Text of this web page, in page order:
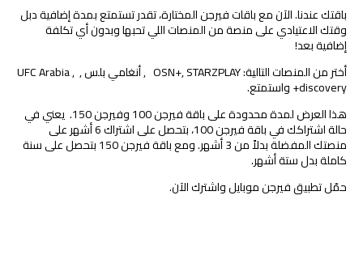
باقتك عندنا. الآن مع باقات فيرجن المختارة، تقدر تستمتع بمدة إضافية دبل
وقتك الاعتيادي على منصة من المنصات اللي تحبها وبدون أي تكلفة
إضافية بعد!
أختر من المنصات التالية: OSN+, STARZPLAY , أنغامي بلس , UFC Arabia ,
discovery+ واستمتع.
هذا العرض لمدة محدودة على باقة فيرجن 100 وفيرجن 150. يعني في
حالة اشتراكك في باقة فيرجن 100، بتحصل على اشتراك 6 أشهر على
منصتك المفضلة بدلاً من 3 أشهر. ومع باقة فيرجن 150 بتحصل على سنة
كاملة بدل ستة أشهر.
حمّل تطبيق فيرجن موبايل واشترك الآن.